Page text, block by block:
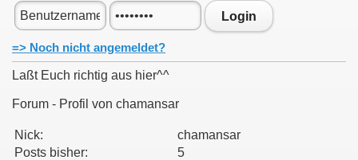
Login
=> Noch nicht angemeldet?
Laßt Euch richtig aus hier^^
Forum - Profil von chamansar
Nick:
chamansar
Posts bisher:
5